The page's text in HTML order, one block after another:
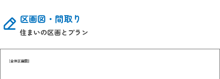
区画図・間取り
住まいの区画とプラン